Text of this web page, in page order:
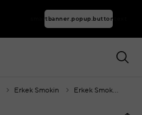
smartbanner.popup.buttontext
Erkek Smokin Erkek Smokin Aksesuarı